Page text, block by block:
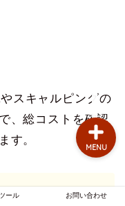
スキャルピングの
、総コストを確認
す。
るTitan FXブレ
ール お問い合わせ
MENU